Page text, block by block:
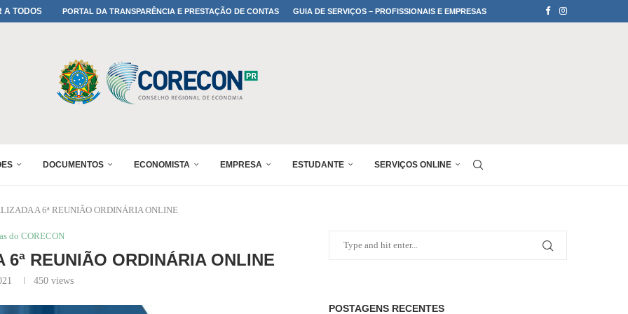
A TODOS OS PAIS!PORTAL DA TRANSPARÊNCIA E PRESTAÇÃO DE CONTAS GUIA DE SERVIÇOS – PROFISSIONAIS E EMPRESAS
DOCUMENTOS ECONOMISTA EMPRESA ESTUDANTE SERVIÇOS ONLINE
A 6ª REUNIÃO ORDINÁRIA ONLINE
do CORECON
REUNIÃO ORDINÁRIA ONLINE
450views
POSTAGENS RECENTES